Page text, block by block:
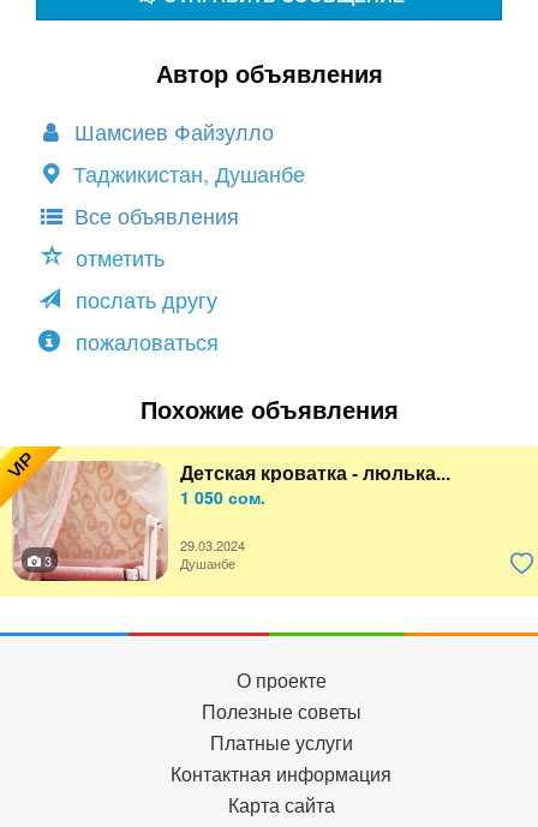
Автор объявления
Шамсиев Файзулло
Таджикистан, Душанбе
Все объявления
отметить
послать другу
пожаловаться
Похожие объявления
VIP Детская кроватка - люлька...
1 050 сом.
29.03.2024
3
Душанбе
О проекте
Полезные советы
Платные услуги
Контактная информация
Карта сайта